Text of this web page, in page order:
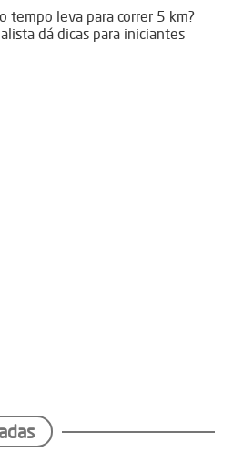
tempo leva para correr 5 km?
dá dicas para iniciantes